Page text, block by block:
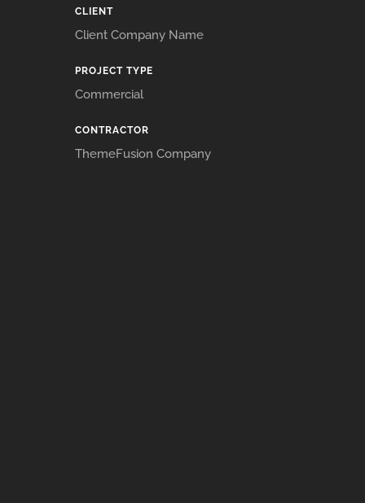
CLIENT
Client Company Name
PROJECT TYPE
Commercial
CONTRACTOR
ThemeFusion Company